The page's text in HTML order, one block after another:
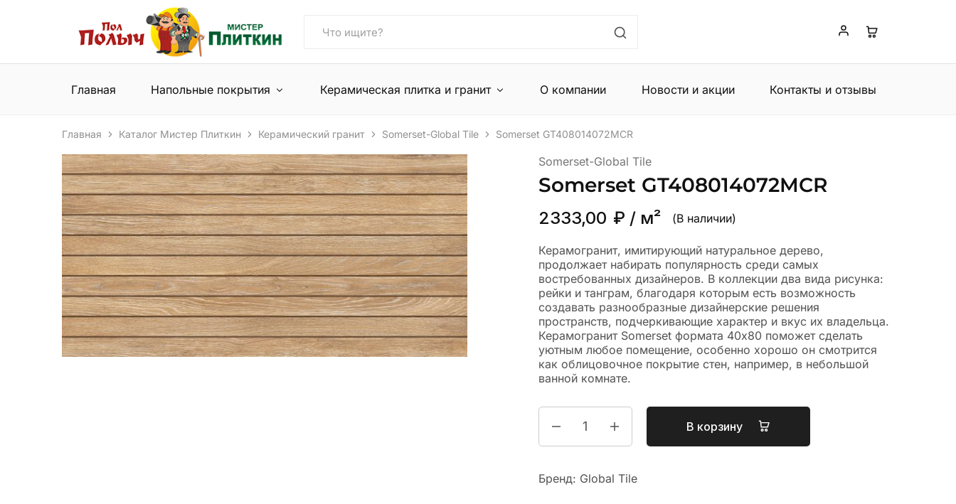
Пол
Полыч
Плиткин
Сеть
магазинов
и
керамической
Главная Напольные покрытия Керамическая плитка и гранит О компании Новости и акции Контакты и отзывы
Главная Каталог Мистер Плиткин Керамический гранит Somerset-Global Tile Somerset GT408014072MCR
Somerset-Global Tile
Somerset GT408014072MCR
2333,00 ₽ / м² (В наличии)
Керамогранит, имитирующий натуральное дерево,
продолжает набирать популярность среди самых
востребованных дизайнеров. В коллекции два вида рисунка:
рейки и танграм, благодаря которым есть возможность
создавать разнообразные дизайнерские решения
пространств, подчеркивающие характер и вкус их владельца.
Керамогранит Somerset формата 40х80 поможет сделать
уютным любое помещение, особенно хорошо он смотрится
как облицовочное покрытие стен, например, в небольшой
ванной комнате.
В корзину
Бренд: Global Tile